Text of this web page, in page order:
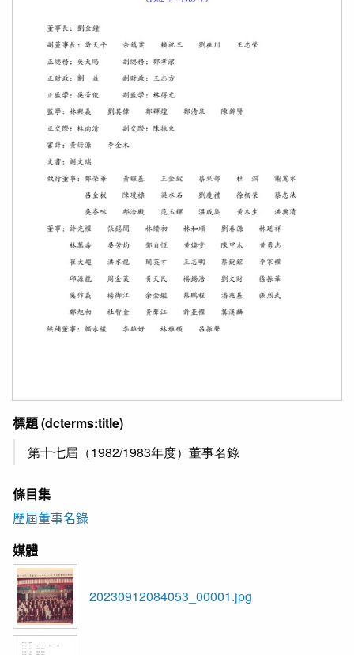
標題(dcterms:title)
第十七屆（1982/1983年度）董事名錄
條目集
歷屆董事名錄
媒體
20230912084053_00001.jpg